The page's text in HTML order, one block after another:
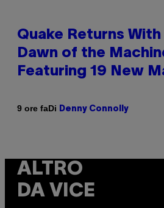
Quake Returns
Dawn of the
Featuring 19 New
9 ore faDi Denny Connolly
ALTRO
DA VICE